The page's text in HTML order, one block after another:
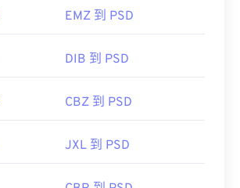
1990 年 2 月 19 日
psd-file-2622194
EMZ 到 PSD
DIB 到 PSD
CBZ 到 PSD
JXL 到 PSD